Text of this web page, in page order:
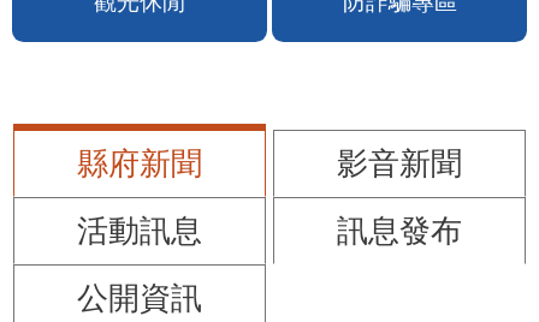
縣府新聞
影音新聞
活動訊息
訊息發布
公開資訊